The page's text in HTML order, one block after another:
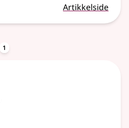
Artikkelside
1